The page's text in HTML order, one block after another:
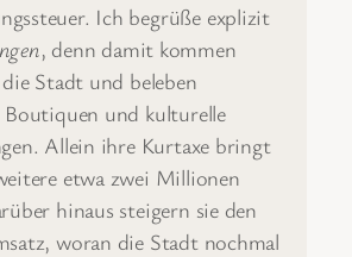
Ich begrüße explizit
, denn damit kommen
Stadt und beleben
Boutiquen und kulturelle
Allein ihre Kurtaxe bringt
etwa zwei Millionen
hinaus steigern sie den
woran die Stadt nochmal